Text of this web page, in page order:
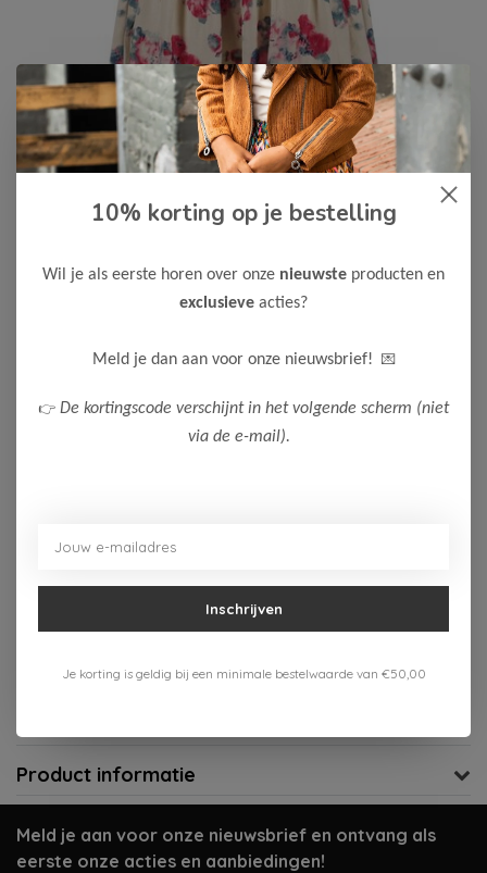
Like Flo Meisjes Jurk Meau
Kleur: Faded drops
Op voorraad (2)
Gratis verzenden vanaf 75,-
Meer informatie?Neem contact op over dit product
Product informatie
Meld je aan voor onze nieuwsbrief en ontvang als
eerste onze acties en aanbiedingen!
10% korting op je bestelling
Wil je als eerste horen over onze nieuwste producten en
exclusieve acties?
Meld je dan aan voor onze nieuwsbrief! 💌
👉 De kortingscode verschijnt in het volgende scherm (niet
via de e-mail).
Inschrijven
Je korting is geldig bij een minimale bestelwaarde van €50,00